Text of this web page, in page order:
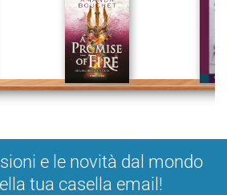
e le novità dal mondo
tua casella email!